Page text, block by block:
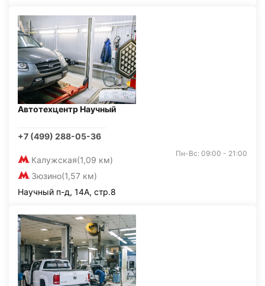
Автотехцентр Научный
+7 (499) 288-05-36
Калужская(1,09 км)
Зюзино(1,57 км)
Пн-Вс: 09:00 - 21:00
Научный п-д, 14А, стр.8